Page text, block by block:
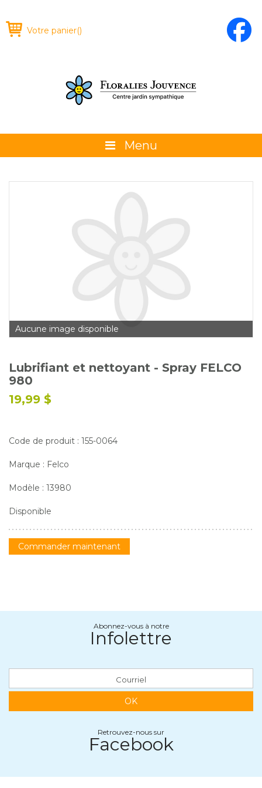
Votre panier()
Menu
La boutique
Promotions et évènements
Calendrier horticole
Emplois
Service à la clientèle
Nous joindre
Aucune image disponible
Lubrifiant et nettoyant - Spray FELCO
980
19,99 $
Code de produit : 155-0064
Marque : Felco
Modèle : 13980
Disponible
Commander maintenant
Abonnez-vous à notre
Infolettre
OK
Retrouvez-nous sur
Facebook